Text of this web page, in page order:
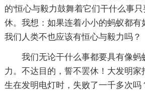
的'恒心与毅力鼓舞着它们干什么事
休。我想：如果连着小小的蚂蚁都有
我们人类不也应该有恒心与毅力吗？
我们无论干什么事都要具有像蚂
力。不达目的，誓不罢休！大发明家
生在发明电灯时，失败了一千多次吗